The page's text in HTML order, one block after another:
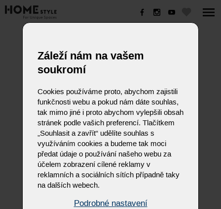
Záleží nám na vašem
soukromí
Cookies používáme proto, abychom zajistili
funkčnosti webu a pokud nám dáte souhlas,
tak mimo jiné i proto abychom vylepšili obsah
stránek podle vašich preferencí. Tlačítkem
„Souhlasit a zavřít“ udělíte souhlas s
využíváním cookies a budeme tak moci
předat údaje o používání našeho webu za
účelem zobrazení cílené reklamy v
reklamních a sociálních sítích případně taky
na dalších webech.
Podrobné nastavení